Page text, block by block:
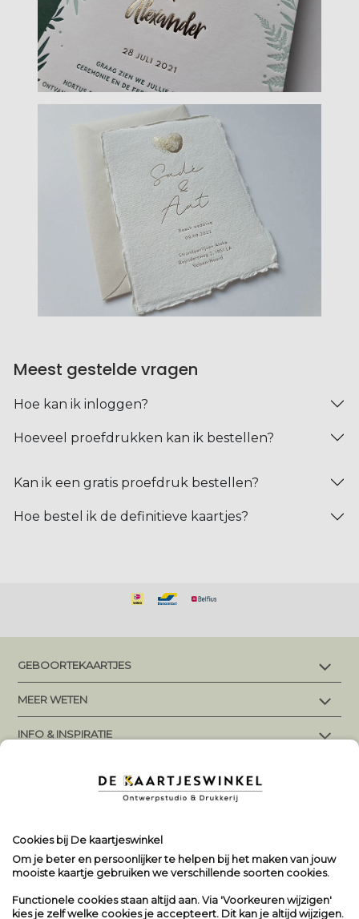
Meest gestelde vragen
Hoe kan ik inloggen?
Hoeveel proefdrukken kan ik bestellen?
Kan ik een gratis proefdruk bestellen?
Hoe bestel ik de definitieve kaartjes?
GEBOORTEKAARTJES
Alle geboortekaartjes
Makkelijk en snel bestellen
Maatwerk en ontwerpaanpassingen
Geboortekaartjes meisjes
Neutrale geboortekaartjes
Getekende geboortekaartjes
Goedkope geboortekaartjes
Bieden jullie een gratis proefdruk aan?
MEER WETEN
Levertijd en verzending
Spelregels prettige communicatie
INFO & INSPIRATIE
Jongensnamen
Jongensnamen letter op alfabet
Meisjesnamen letter op alfabet
Stoere meisjesnamen
Stoere jongensnamen
Korte jongensnamen
Veel gestelde vragen
Algemene Voorwaarden
Privacy verklaring
Zomerverlof: Géén handgeschept papier, Oud Hollands
en groeipapier van 6 t/m 28 augustus.
Volg ons op Social Media
PinterestPinterestPinterest
Contact|
Cookies bij De kaartjeswinkel
Om je beter en persoonlijker te helpen bij het maken van jouw
mooiste kaartje gebruiken we verschillende soorten cookies.
Functionele cookies staan altijd aan. Via 'Voorkeuren wijzigen'
kies je zelf welke cookies je accepteert. Dit kan je altijd wijzigen.